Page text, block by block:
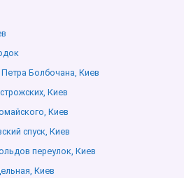
Болбочана, Киев
Киев
Киев
спуск, Киев
переулок, Киев
Киев